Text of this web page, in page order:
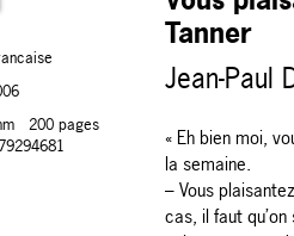
200 pages
Tanner
Jean-Paul
« Eh bien moi,
la semaine.
– Vous
cas, il faut